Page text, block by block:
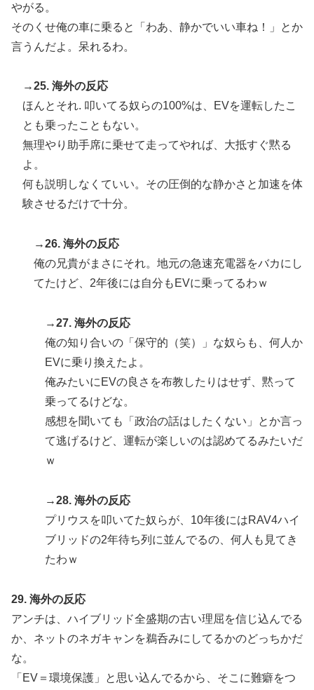
やがる。
そのくせ俺の車に乗ると「わあ、静かでいい車ね！」とか
言うんだよ。呆れるわ。
→25. 海外の反応
ほんとそれ. 叩いてる奴らの100%は、EVを運転したこ
とも乗ったこともない。
無理やり助手席に乗せて走ってやれば、大抵すぐ黙る
よ。
何も説明しなくていい。その圧倒的な静かさと加速を体
験させるだけで十分。
→26. 海外の反応
俺の兄貴がまさにそれ。地元の急速充電器をバカにし
てたけど、2年後には自分もEVに乗ってるわｗ
→27. 海外の反応
俺の知り合いの「保守的（笑）」な奴らも、何人か
EVに乗り換えたよ。
俺みたいにEVの良さを布教したりはせず、黙って
乗ってるけどな。
感想を聞いても「政治の話はしたくない」とか言っ
て逃げるけど、運転が楽しいのは認めてるみたいだ
ｗ
→28. 海外の反応
プリウスを叩いてた奴らが、10年後にはRAV4ハイ
ブリッドの2年待ち列に並んでるの、何人も見てき
たわｗ
29. 海外の反応
アンチは、ハイブリッド全盛期の古い理屈を信じ込んでる
か、ネットのネガキャンを鵜呑みにしてるかのどっちかだ
な。
「EV＝環境保護」と思い込んでるから、そこに難癖をつ